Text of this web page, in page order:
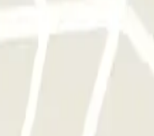
en Parclick.